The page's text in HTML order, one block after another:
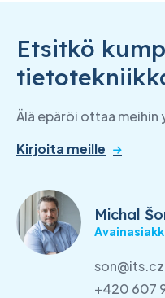
Etsitkö
Älä epäröi ottaa
Kirjoita meille
Michal
son@its.cz
+420 607